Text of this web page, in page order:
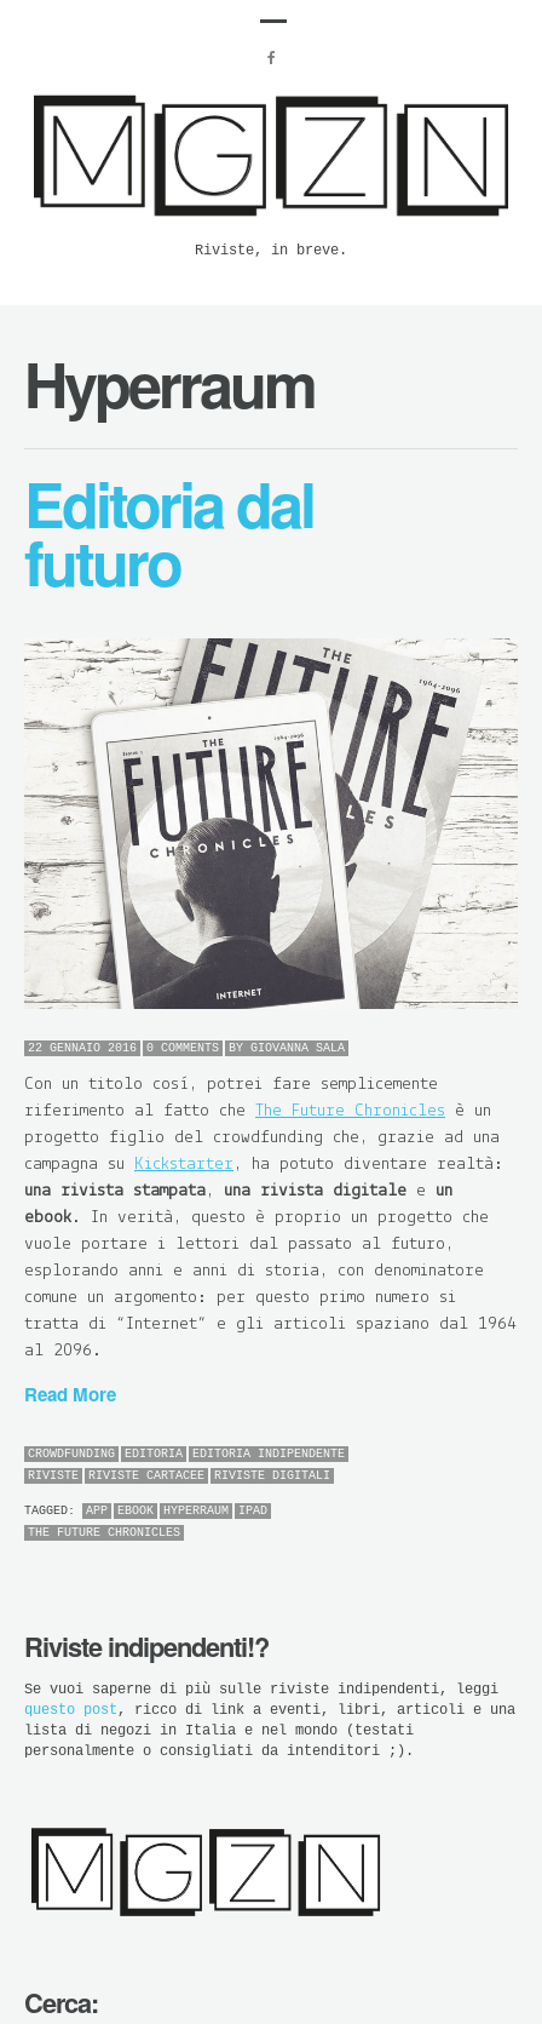
Riviste, in breve.
Hyperraum
Editoria dal
futuro
22 GENNAIO 2016 0 COMMENTS BY GIOVANNA SALA
Con un titolo così, potrei fare semplicemente
riferimento al fatto che
The Future Chronicles è un
progetto figlio del crowdfunding che, grazie ad una
campagna su
Kickstarter , ha potuto diventare realtà:
una rivista stampata , una rivista digitale e un
ebook . In verità, questo è proprio un progetto che
vuole portare i lettori dal passato al futuro,
esplorando anni e anni di storia, con denominatore
comune un argomento: per questo primo numero si
tratta di “Internet” e gli articoli spaziano dal 1964
al 2096.
Read More
CROWDFUNDING EDITORIA
EDITORIA INDIPENDENTE
RIVISTE
RIVISTE CARTACEE RIVISTE DIGITALI
TAGGED: APP EBOOK HYPERRAUM
IPAD
THE FUTURE CHRONICLES
Riviste indipendenti!?
Se vuoi saperne di più sulle riviste indipendenti, leggi
questo post , ricco di link a eventi, libri, articoli e una
lista di negozi in Italia e nel mondo (testati
personalmente o consigliati da intenditori ;).
Cerca: